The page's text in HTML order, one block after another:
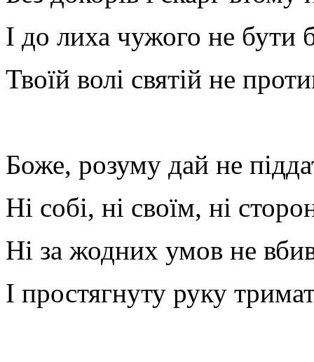
І до лиха чужого не бути
Твоїй волі святій не
Боже, розуму дай не
Ні собі, ні своїм, ні
Ні за жодних умов не
І простягнуту руку